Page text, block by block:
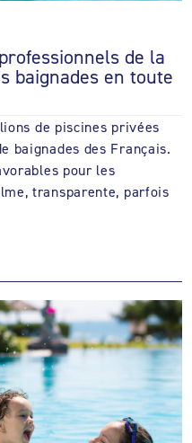
de la
baignades en toute
de piscines privées
baignades des Français.
pour les
transparente, parfois